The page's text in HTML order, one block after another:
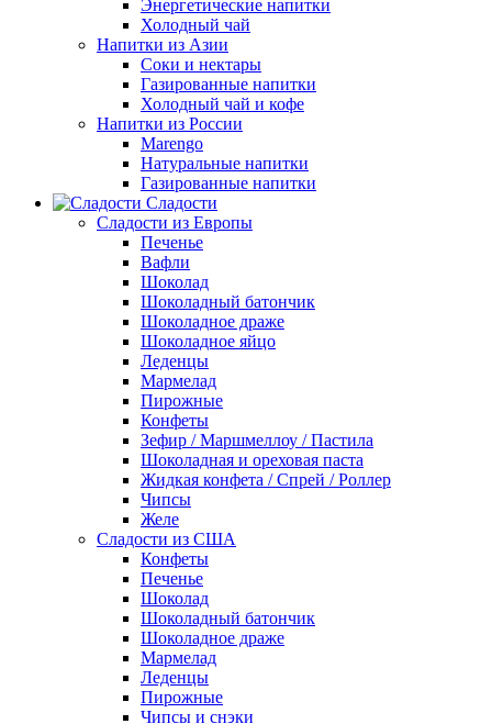
Энергетические напитки
Холодный чай
Напитки из Азии
Соки и нектары
Газированные напитки
Холодный чай и кофе
Напитки из России
Marengo
Натуральные напитки
Газированные напитки
Сладости
Сладости из Европы
Печенье
Вафли
Шоколад
Шоколадный батончик
Шоколадное драже
Шоколадное яйцо
Леденцы
Мармелад
Пирожные
Конфеты
Зефир / Маршмеллоу / Пастила
Шоколадная и ореховая паста
Жидкая конфета / Спрей / Роллер
Чипсы
Желе
Сладости из США
Конфеты
Печенье
Шоколад
Шоколадный батончик
Шоколадное драже
Мармелад
Леденцы
Пирожные
Чипсы и снэки